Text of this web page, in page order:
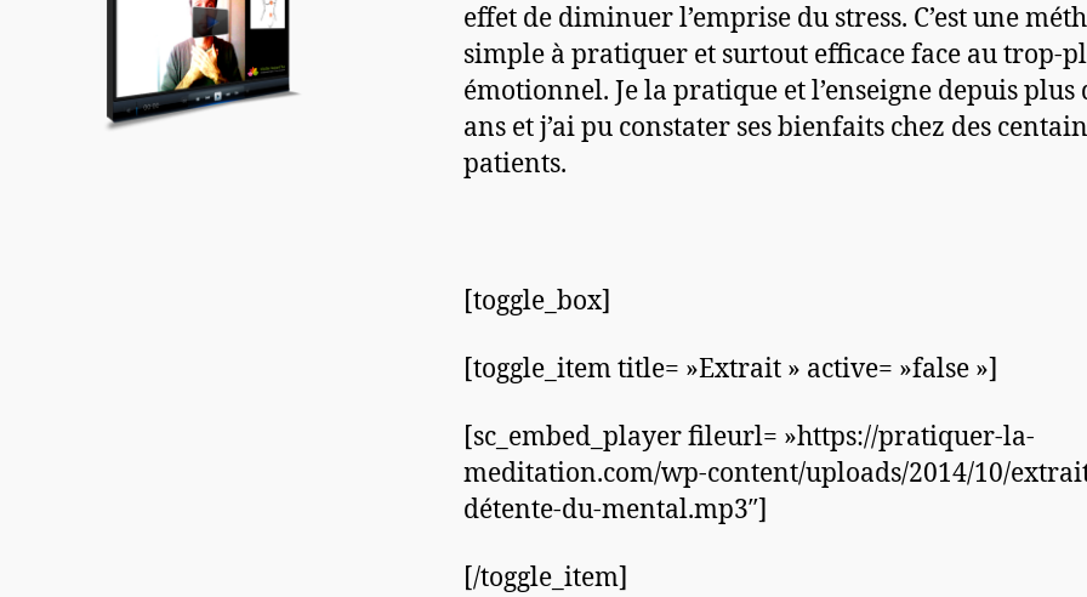
effet de diminuer l’emprise du stress. C’est une
simple à pratiquer et surtout efficace face au trop-
émotionnel. Je la pratique et l’enseigne depuis plus
ans et j’ai pu constater ses bienfaits chez des
patients.
[toggle_box]
[toggle_item title= »Extrait » active= »false »]
[sc_embed_player fileurl= »https://pratiquer-la-
meditation.com/wp-content/uploads/2014/10/
détente-du-mental.mp3″]
[/toggle_item]